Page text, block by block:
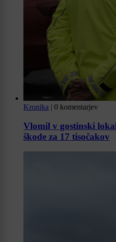
Kronika | 0 komentarjev
Vlomil v gostinski
škode za 17 tisočakov